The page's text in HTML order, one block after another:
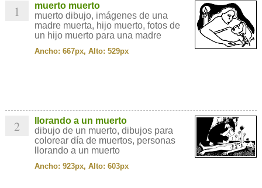
1
muerto muerto
muerto dibujo, imágenes de una
madre muerta, hijo muerto, fotos de
un hijo muerto para una madre
Ancho: 667px, Alto: 529px
2
llorando a un muerto
dibujo de un muerto, dibujos para
colorear día de muertos, personas
llorando a un muerto
Ancho: 923px, Alto: 603px